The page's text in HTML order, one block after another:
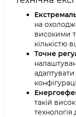
на
високими
кількістю
Точне
такій